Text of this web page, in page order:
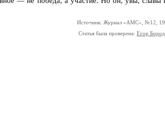
Источник: Журнал «АМС», №12,
Статья была проверена: Егор